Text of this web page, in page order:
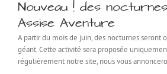
Nouveau ! des
Assise Aventure
A partir du mois de juin, des nocturnes seront
géant. Cette activité sera proposée
régulièrement notre site, nous vous